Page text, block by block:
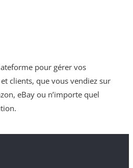
pour gérer vos
clients, que vous vendiez sur
eBay ou n’importe quel